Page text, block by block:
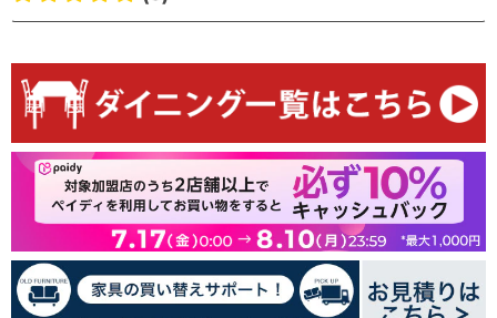
お客様のレビュー
最初のレビューを書きましょう
レビューを書く